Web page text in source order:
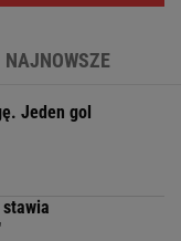
NAJNOWSZE
Jeden gol
stawia